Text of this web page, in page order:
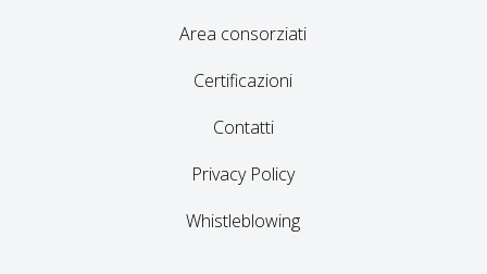
Area consorziati
Certificazioni
Contatti
Privacy Policy
Whistleblowing